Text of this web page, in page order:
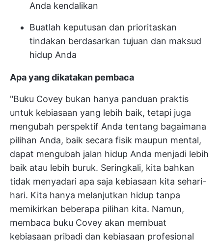
Anda kendalikan
Buatlah keputusan dan prioritaskan
tindakan berdasarkan tujuan dan maksud
hidup Anda
Apa yang dikatakan pembaca
"Buku Covey bukan hanya panduan praktis
untuk kebiasaan yang lebih baik, tetapi juga
mengubah perspektif Anda tentang bagaimana
pilihan Anda, baik secara fisik maupun mental,
dapat mengubah jalan hidup Anda menjadi lebih
baik atau lebih buruk. Seringkali, kita bahkan
tidak menyadari apa saja kebiasaan kita sehari-
hari. Kita hanya melanjutkan hidup tanpa
memikirkan beberapa pilihan kita. Namun,
membaca buku Covey akan membuat
kebiasaan pribadi dan kebiasaan profesional